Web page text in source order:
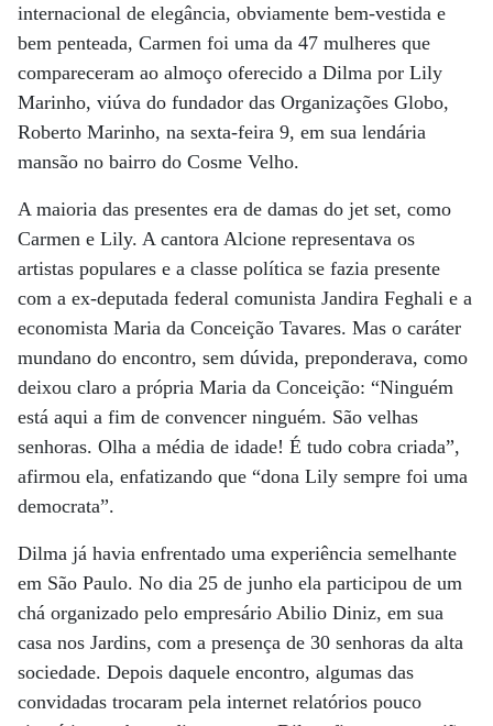
internacional de elegância, obviamente bem-vestida e
bem penteada, Carmen foi uma da 47 mulheres que
compareceram ao almoço oferecido a Dilma por Lily
Marinho, viúva do fundador das Organizações Globo,
Roberto Marinho, na sexta-feira 9, em sua lendária
mansão no bairro do Cosme Velho.
A maioria das presentes era de damas do jet set, como
Carmen e Lily. A cantora Alcione representava os
artistas populares e a classe política se fazia presente
com a ex-deputada federal comunista Jandira Feghali e a
economista Maria da Conceição Tavares. Mas o caráter
mundano do encontro, sem dúvida, preponderava, como
deixou claro a própria Maria da Conceição: “Ninguém
está aqui a fim de convencer ninguém. São velhas
senhoras. Olha a média de idade! É tudo cobra criada”,
afirmou ela, enfatizando que “dona Lily sempre foi uma
democrata”.
Dilma já havia enfrentado uma experiência semelhante
em São Paulo. No dia 25 de junho ela participou de um
chá organizado pelo empresário Abilio Diniz, em sua
casa nos Jardins, com a presença de 30 senhoras da alta
sociedade. Depois daquele encontro, algumas das
convidadas trocaram pela internet relatórios pouco